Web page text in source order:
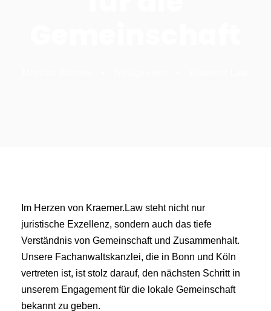
Im Herzen von Kraemer.Law steht nicht nur
juristische Exzellenz, sondern auch das tiefe
Verständnis von Gemeinschaft und Zusammenhalt.
Unsere Fachanwaltskanzlei, die in Bonn und Köln
vertreten ist, ist stolz darauf, den nächsten Schritt in
unserem Engagement für die lokale Gemeinschaft
bekannt zu geben.